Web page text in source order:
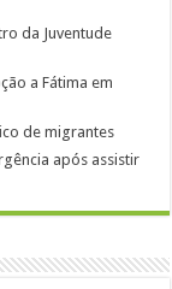
da Juventude
a Fátima em
de migrantes
após assistir